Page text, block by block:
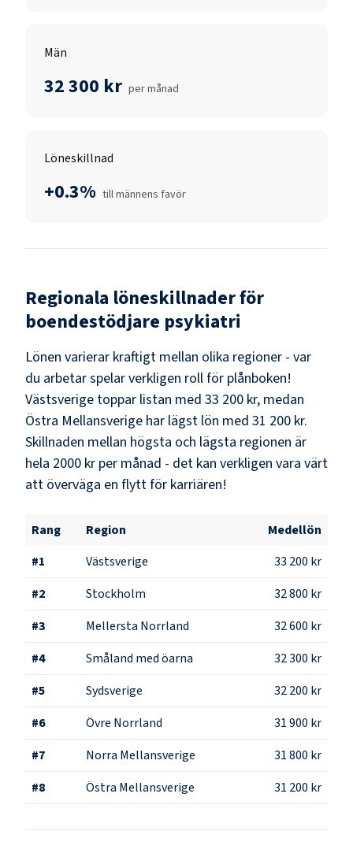
Män
32 300 kr per månad
Löneskillnad
+0.3% till männens favör
Regionala löneskillnader för
boendestödjare psykiatri
Lönen varierar kraftigt mellan olika regioner - var
du arbetar spelar verkligen roll för plånboken!
Västsverige toppar listan med 33 200 kr, medan
Östra Mellansverige har lägst lön med 31 200 kr.
Skillnaden mellan högsta och lägsta regionen är
hela 2000 kr per månad - det kan verkligen vara värt
att överväga en flytt för karriären!
Rang Region
Medellön
#1 Västsverige
33 200 kr
#2 Stockholm
32 800 kr
#3 Mellersta Norrland
32 600 kr
#4 Småland med öarna
32 300 kr
#5 Sydsverige
32 200 kr
#6 Övre Norrland
31 900 kr
#7 Norra Mellansverige
31 800 kr
#8 Östra Mellansverige 31 200 kr